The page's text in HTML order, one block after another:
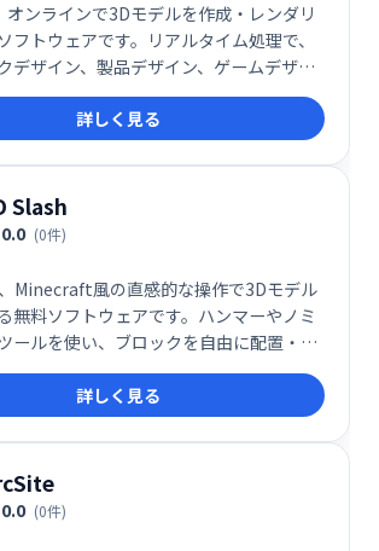
ンラインで3Dモデルを作成・レンダリ
フトウェアです。リアルタイム処理で、
デザイン、製品デザイン、ゲームデザイ
い用途に対応。2D/3Dモデリング初心者
いインターフェースが魅力です。
詳しく見る
Slash
0.0 (0件)
Minecraft風の直感的な操作で3Dモデル
無料ソフトウェアです。ハンマーやノミ
ールを使い、ブロックを自由に配置・加
初心者でも簡単に3Dモデリングを始めら
自由に表現できます。
詳しく見る
0.0 (0件)